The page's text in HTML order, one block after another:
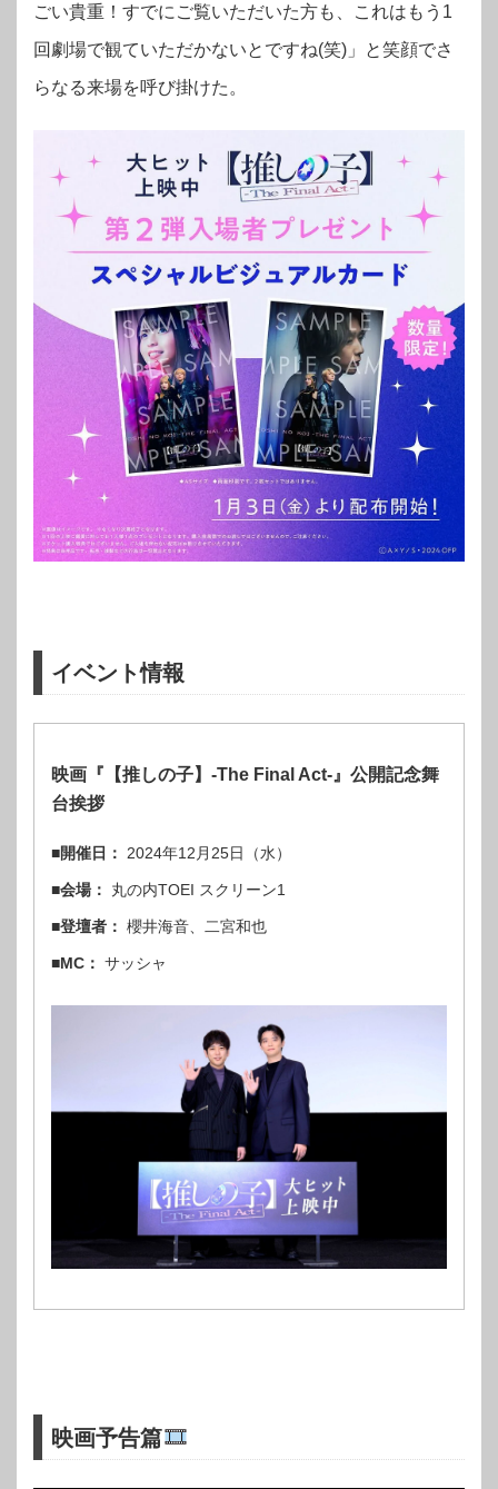
ごい貴重！すでにご覧いただいた方も、これはもう1
回劇場で観ていただかないとですね(笑)」と笑顔でさ
らなる来場を呼び掛けた。
イベント情報
映画『【推しの子】-The Final Act-』公開記念舞
台挨拶
■開催日： 2024年12月25日（水）
■会場： 丸の内TOEI スクリーン1
■登壇者： 櫻井海音、二宮和也
■MC： サッシャ
映画予告篇